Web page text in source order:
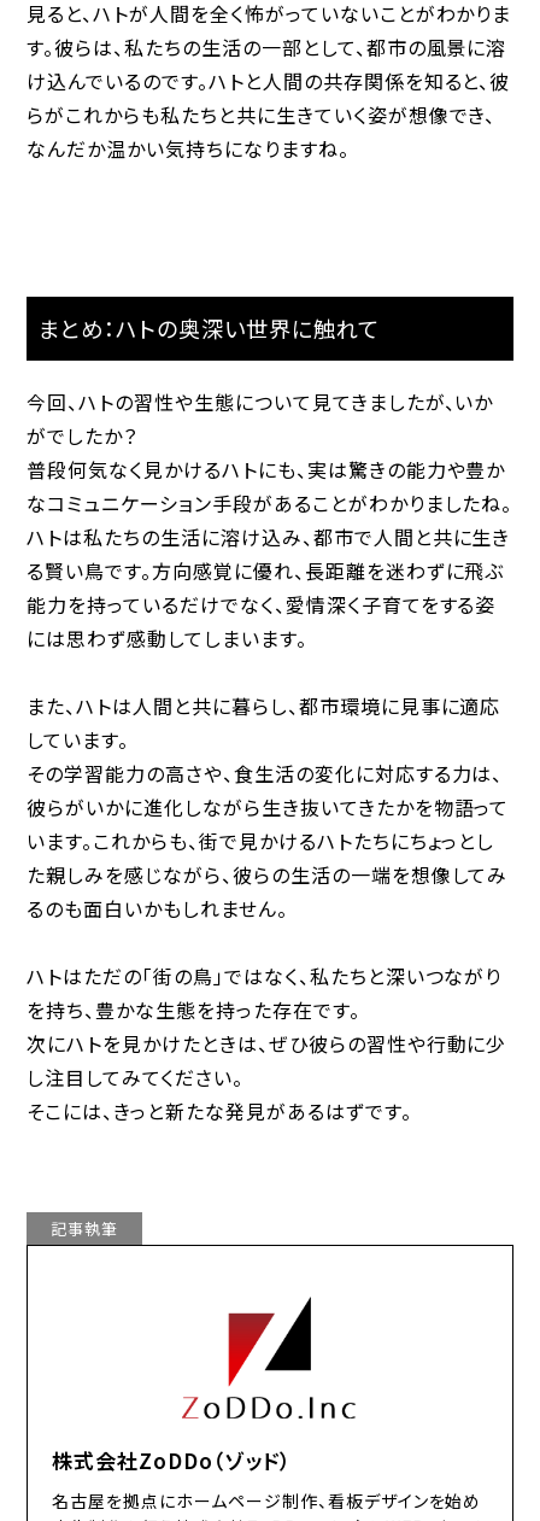
見ると、ハトが人間を全く怖がっていないことがわかりま
す。彼らは、私たちの生活の一部として、都市の風景に溶
け込んでいるのです。ハトと人間の共存関係を知ると、彼
らがこれからも私たちと共に生きていく姿が想像でき、
なんだか温かい気持ちになりますね。
まとめ：ハトの奥深い世界に触れて
今回、ハトの習性や生態について見てきましたが、いか
がでしたか？
普段何気なく見かけるハトにも、実は驚きの能力や豊か
なコミュニケーション手段があることがわかりましたね。
ハトは私たちの生活に溶け込み、都市で人間と共に生き
る賢い鳥です。方向感覚に優れ、長距離を迷わずに飛ぶ
能力を持っているだけでなく、愛情深く子育てをする姿
には思わず感動してしまいます。
また、ハトは人間と共に暮らし、都市環境に見事に適応
しています。
その学習能力の高さや、食生活の変化に対応する力は、
彼らがいかに進化しながら生き抜いてきたかを物語って
います。これからも、街で見かけるハトたちにちょっとし
た親しみを感じながら、彼らの生活の一端を想像してみ
るのも面白いかもしれません。
ハトはただの「街の鳥」ではなく、私たちと深いつながり
を持ち、豊かな生態を持った存在です。
次にハトを見かけたときは、ぜひ彼らの習性や行動に少
し注目してみてください。
そこには、きっと新たな発見があるはずです。
記事執筆
株式会社ZoDDo（ゾッド）
名古屋を拠点にホームページ制作、看板デザインを始め